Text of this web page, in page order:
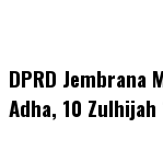
DPRD Jembrana
Adha, 10